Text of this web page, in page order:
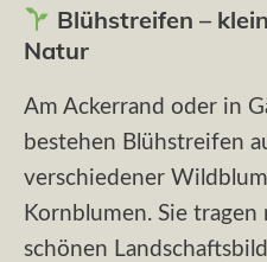
Blühstreifen –
Natur
Am Ackerrand oder in
bestehen Blühstreifen
verschiedener
Kornblumen. Sie
schönen